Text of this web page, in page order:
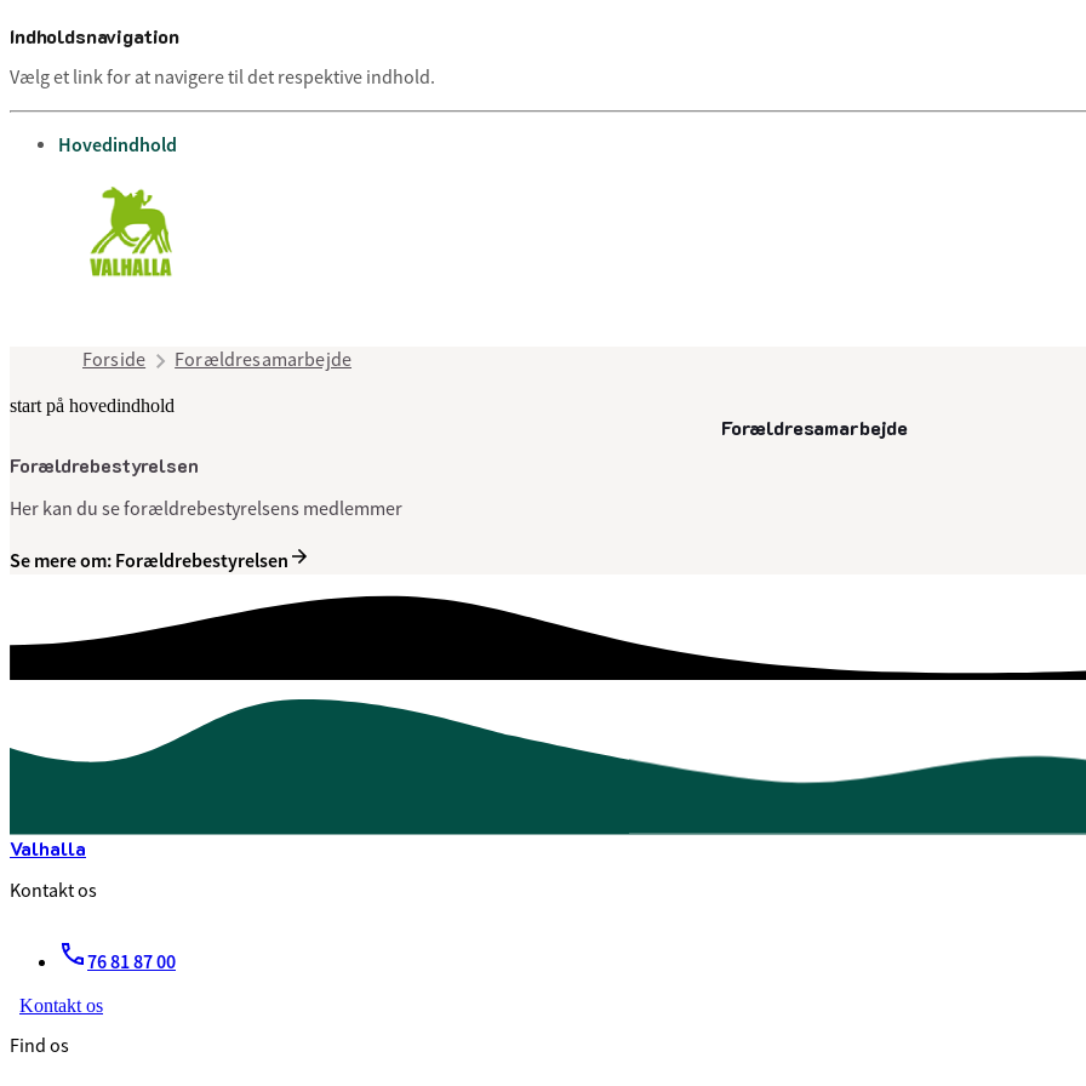
Indholdsnavigation
Vælg et link for at navigere til det respektive indhold.
gå til
Hovedindhold
Forside Forældresamarbejde
start på hovedindhold
Forældresamarbejdesenest opdateret 13. august 2025
Forældrebestyrelsen
Her kan du se forældrebestyrelsens medlemmer
Se mere om: Forældrebestyrelsen
Valhalla
Kontakt os
76 81 87 00
Kontakt os
Find os